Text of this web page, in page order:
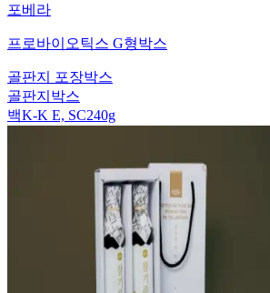
포베라
프로바이오틱스 G형박스
골판지 포장박스
골판지박스
백K-K E, SC240g